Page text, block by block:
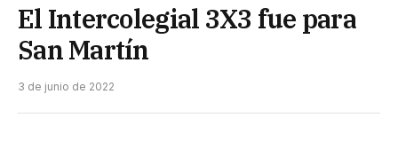
El Intercolegial 3X3 fue para
San Martín
3 de junio de 2022